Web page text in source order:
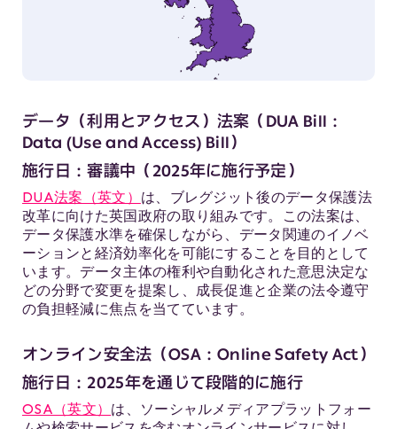
データ（利用とアクセス）法案（DUA Bill：
Data (Use and Access) Bill）
施行日：審議中（2025年に施行予定）
DUA法案（英文） は、ブレグジット後のデータ保護法
改革に向けた英国政府の取り組みです。この法案は、
データ保護水準を確保しながら、データ関連のイノベ
ーションと経済効率化を可能にすることを目的として
います。データ主体の権利や自動化された意思決定な
どの分野で変更を提案し、成長促進と企業の法令遵守
の負担軽減に焦点を当てています。
オンライン安全法（OSA：Online Safety Act）
施行日：2025年を通じて段階的に施行
OSA（英文） は、ソーシャルメディアプラットフォー